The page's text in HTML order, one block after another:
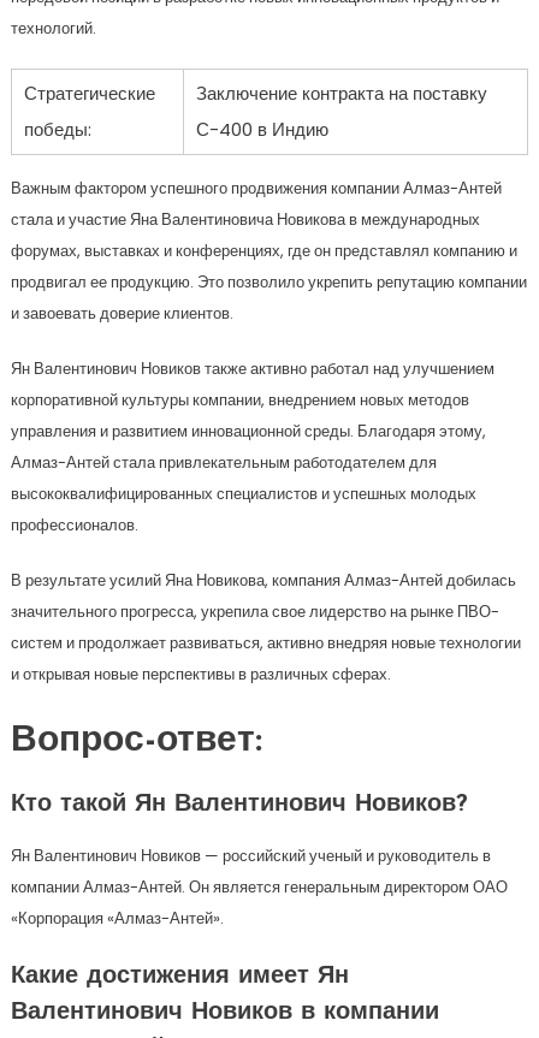
технологий.
Стратегические
победы:
Заключение контракта на поставку
С-400 в Индию
Важным фактором успешного продвижения компании Алмаз-Антей
стала и участие Яна Валентиновича Новикова в международных
форумах, выставках и конференциях, где он представлял компанию и
продвигал ее продукцию. Это позволило укрепить репутацию компании
и завоевать доверие клиентов.
Ян Валентинович Новиков также активно работал над улучшением
корпоративной культуры компании, внедрением новых методов
управления и развитием инновационной среды. Благодаря этому,
Алмаз-Антей стала привлекательным работодателем для
высококвалифицированных специалистов и успешных молодых
профессионалов.
В результате усилий Яна Новикова, компания Алмаз-Антей добилась
значительного прогресса, укрепила свое лидерство на рынке ПВО-
систем и продолжает развиваться, активно внедряя новые технологии
и открывая новые перспективы в различных сферах.
Вопрос-ответ:
Кто такой Ян Валентинович Новиков?
Ян Валентинович Новиков — российский ученый и руководитель в
компании Алмаз-Антей. Он является генеральным директором ОАО
«Корпорация «Алмаз-Антей».
Какие достижения имеет Ян
Валентинович Новиков в компании